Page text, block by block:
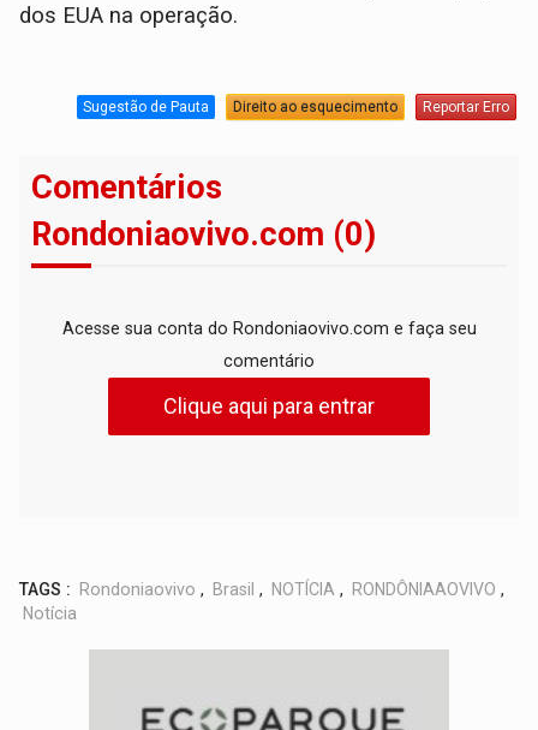
dos EUA na operação.
Sugestão de Pauta Direito ao esquecimento Reportar Erro
Comentários
Rondoniaovivo.com (0)
Acesse sua conta do Rondoniaovivo.com e faça seu
comentário
Clique aqui para entrar
TAGS : Rondoniaovivo , Brasil , NOTÍCIA , RONDÔNIAAOVIVO ,
Notícia